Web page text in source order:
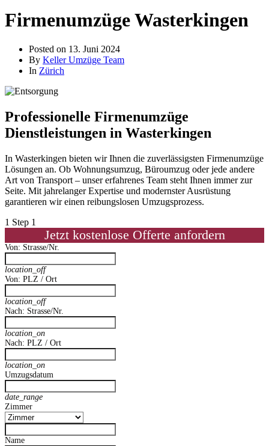
Firmenumzüge Wasterkingen
Posted on 13. Juni 2024
By Keller Umzüge Team
In Zürich
Professionelle Firmenumzüge
Dienstleistungen in Wasterkingen
In Wasterkingen bieten wir Ihnen die zuverlässigsten Firmenumzüge
Lösungen an. Ob Wohnungsumzug, Büroumzug oder jede andere
Art von Transport – unser erfahrenes Team steht Ihnen immer zur
Seite. Mit jahrelanger Expertise und modernster Ausrüstung
garantieren wir einen reibungslosen Umzugsprozess.
1 Step 1
Jetzt kostenlose Offerte anfordern
Von: Strasse/Nr.
location_off
Von: PLZ / Ort
location_off
Nach: Strasse/Nr.
location_on
Nach: PLZ / Ort
location_on
Umzugsdatum
date_range
Zimmer
Name